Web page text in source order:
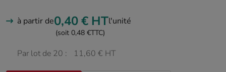
à partir de0,40 € HTl'unité
(soit 0,48 €TTC)
Par lot de 20 : 11,60 € HT